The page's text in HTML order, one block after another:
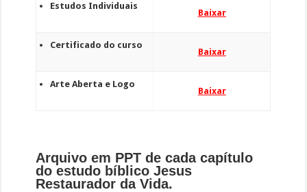
Estudos Individuais
Baixar
Certificado do curso
Baixar
Arte Aberta e Logo
Baixar
Arquivo em PPT de cada capítulo
do estudo bíblico Jesus
Restaurador da Vida.